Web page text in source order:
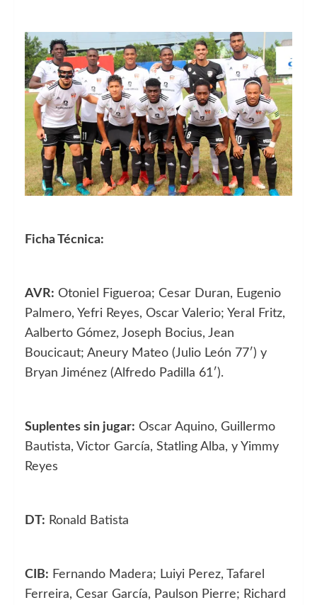
Ficha Técnica:
AVR: Otoniel Figueroa; Cesar Duran, Eugenio
Palmero, Yefri Reyes, Oscar Valerio; Yeral Fritz,
Aalberto Gómez, Joseph Bocius, Jean
Boucicaut; Aneury Mateo (Julio León 77′) y
Bryan Jiménez (Alfredo Padilla 61′).
Suplentes sin jugar: Oscar Aquino, Guillermo
Bautista, Victor García, Statling Alba, y Yimmy
Reyes
DT: Ronald Batista
CIB: Fernando Madera; Luiyi Perez, Tafarel
Ferreira, Cesar García, Paulson Pierre; Richard